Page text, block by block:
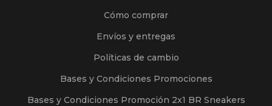
Cómo comprar
Envíos y entregas
Políticas de cambio
Bases y Condiciones Promociones
Bases y Condiciones Promoción 2x1 BR Sneakers